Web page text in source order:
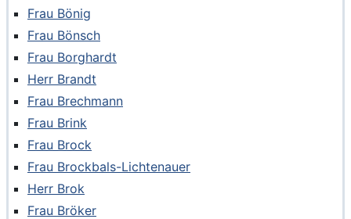
Frau Bönig
Frau Bönsch
Frau Borghardt
Herr Brandt
Frau Brechmann
Frau Brink
Frau Brock
Frau Brockbals-Lichtenauer
Herr Brok
Frau Bröker